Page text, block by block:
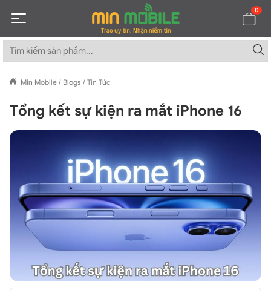
0
Min Mobile / Blogs / Tin Tức
Tổng kết sự kiện ra mắt iPhone 16